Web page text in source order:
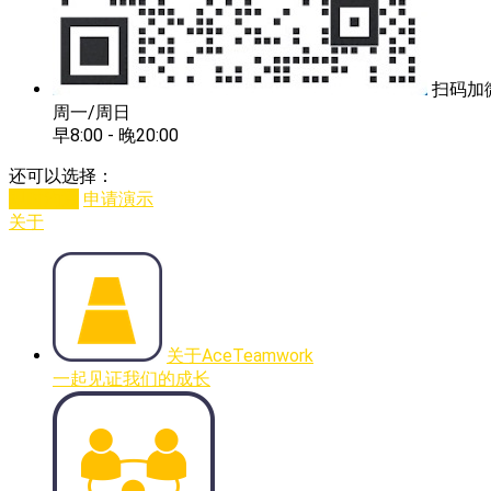
扫码加
周一/周日
早8:00 - 晚20:00
还可以选择：
申请演示
关于
关于AceTeamwork
一起见证我们的成长